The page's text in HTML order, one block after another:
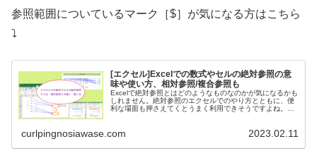
参照範囲についているマーク［$］が気になる方はこちら
⤵
[エクセル]Excelでの数式やセルの絶対参照の意
味や使い方、相対参照/複合参照も
Excelで絶対参照とはどのようなものなのかが気になるかも
しれません。絶対参照のエクセルでのやり方とともに、便
利な場面も押さえてくとうまく利用できそうですよね。エ
curlpingnosiawase.com 2023.02.11